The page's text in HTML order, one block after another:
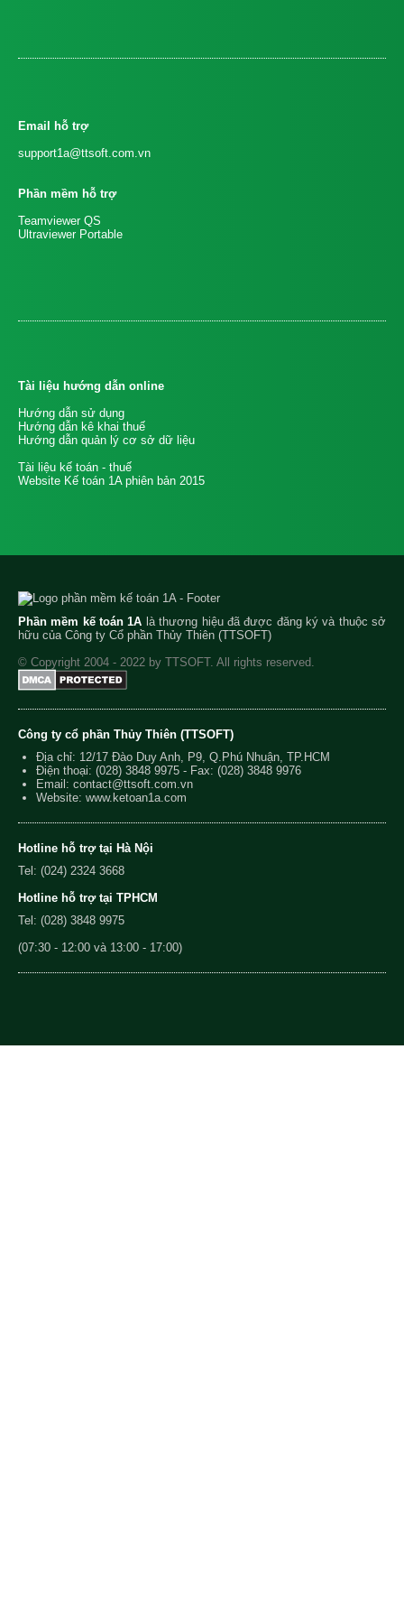
Email hỗ trợ
support1a@ttsoft.com.vn
Phần mềm hỗ trợ
Teamviewer QS
Ultraviewer Portable
Tài liệu hướng dẫn online
Hướng dẫn sử dụng
Hướng dẫn kê khai thuế
Hướng dẫn quản lý cơ sở dữ liệu
Tài liệu kế toán - thuế
Website Kế toán 1A phiên bản 2015
Phần mềm kế toán 1A là thương hiệu đã được đăng ký và thuộc sở
hữu của Công ty Cổ phần Thủy Thiên (TTSOFT)
© Copyright 2004 - 2022 by TTSOFT. All rights reserved.
Công ty cổ phần Thủy Thiên (TTSOFT)
Địa chỉ: 12/17 Đào Duy Anh, P9, Q.Phú Nhuận, TP.HCM
Điện thoại: (028) 3848 9975 - Fax: (028) 3848 9976
Email: contact@ttsoft.com.vn
Website: www.ketoan1a.com
Hotline hỗ trợ tại Hà Nội
Tel: (024) 2324 3668
Hotline hỗ trợ tại TPHCM
Tel: (028) 3848 9975
(07:30 - 12:00 và 13:00 - 17:00)